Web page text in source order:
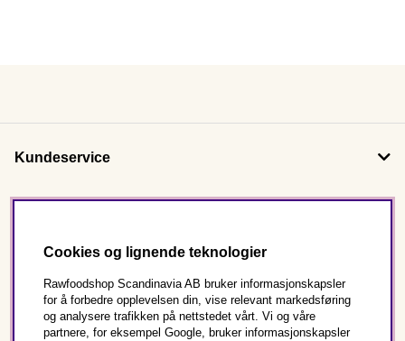
Kundeservice
Dette er Rawfoodshop
Cookies og lignende teknologier
Rawfoodshop Scandinavia AB bruker informasjonskapsler
for å forbedre opplevelsen din, vise relevant markedsføring
og analysere trafikken på nettstedet vårt. Vi og våre
partnere, for eksempel Google, bruker informasjonskapsler